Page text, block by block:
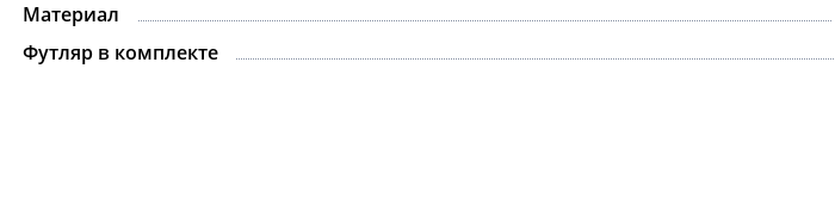
Материал
Футляр в комплекте